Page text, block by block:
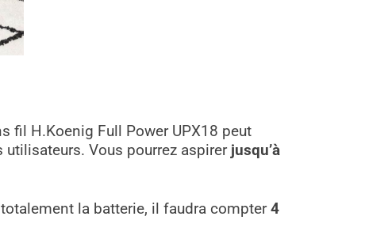
fil H.Koenig Full Power UPX18 peut
Vous pourrez aspirer jusqu’à
la batterie, il faudra compter4